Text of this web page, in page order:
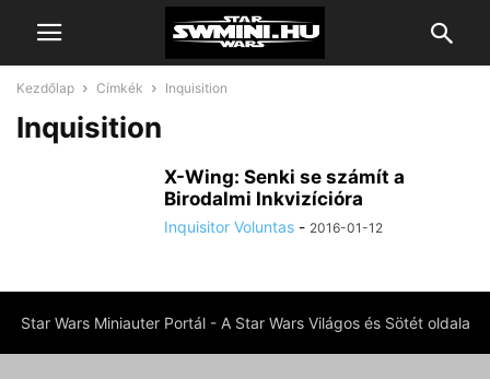
Kezdőlap Címkék Inquisition
Inquisition
X-Wing: Senki se számít a
Birodalmi Inkvizícióra
Inquisitor Voluntas - 2016-01-12
Star Wars Miniauter Portál - A Star Wars Világos és Sötét oldala